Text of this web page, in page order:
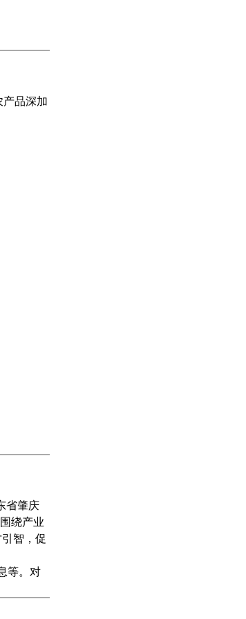
品深加
省肇庆
绕产业
智，促
等。对